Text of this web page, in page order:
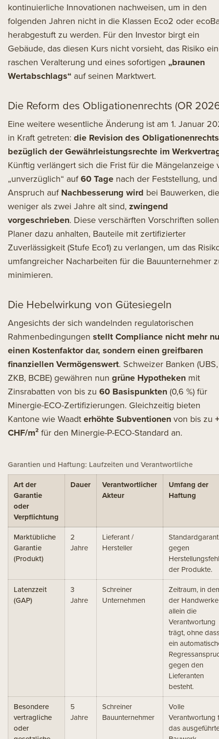
kontinuierliche Innovationen nachweisen, um in den
folgenden Jahren nicht in die Klassen Eco2 oder
herabgestuft zu werden. Für den Investor birgt ein
Gebäude, das diesen Kurs nicht vorsieht, das Risiko
raschen Veralterung und eines sofortigen „braunen
Wertabschlags“ auf seinen Marktwert.
Die Reform des Obligationenrechts (OR
Eine weitere wesentliche Änderung ist am 1. Januar
in Kraft getreten: die Revision des Obligationenrechts
bezüglich der Gewährleistungsrechte im
Künftig verlängert sich die Frist für die Mängelanzeige
„unverzüglich“ auf60 Tage nach der Feststellung,
Anspruch auf Nachbesserung wird bei Bauwerken, die
weniger als zwei Jahre alt sind, zwingend
vorgeschrieben. Diese verschärften Vorschriften sollen
Planer dazu anhalten, Bauteile mit zertifizierter
Zuverlässigkeit (Stufe Eco1) zu verlangen, um das
umfangreicher Nacharbeiten für die Bauunternehmer
minimieren.
Die Hebelwirkung von Gütesiegeln
Angesichts der sich wandelnden regulatorischen
Rahmenbedingungen stellt Compliance nicht mehr
einen Kostenfaktor dar, sondern einen greifbaren
finanziellen Vermögenswert. Schweizer Banken (UBS,
ZKB, BCBE) gewähren nun grüne Hypotheken mit
Zinsrabatten von bis zu 60 Basispunkten (0,6 %) für
Minergie-ECO-Zertifizierungen. Gleichzeitig bieten
Kantone wie Waadt erhöhte Subventionen von bis zu
CHF/m² für den Minergie-P-ECO-Standard an.
Garantien und Haftung: Laufzeiten und Verantwortliche
Art der
Garantie
oder
Verpflichtung
Dauer
Verantwortlicher
Akteur
Umfang der
Haftung
Marktübliche
Garantie
(Produkt)
2
Jahre
Lieferant /
Hersteller
gegen
der Produkte.
Latenzzeit
(GAP)
3
Jahre
Schreiner
Unternehmen
Zeitraum, in
der
allein die
Verantwortung
trägt, ohne
ein
gegen den
Lieferanten
besteht.
Besondere
vertragliche
oder
5
Jahre
Schreiner
Bauunternehmer
Volle
Verantwortung
das